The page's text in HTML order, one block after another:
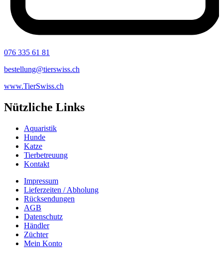
076 335 61 81
bestellung@tierswiss.ch
www.TierSwiss.ch
Nützliche Links
Aquaristik
Hunde
Katze
Tierbetreuung
Kontakt
Impressum
Lieferzeiten / Abholung
Rücksendungen
AGB
Datenschutz
Händler
Züchter
Mein Konto